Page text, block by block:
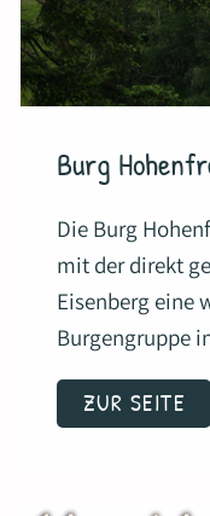
Burg
Die Burg
mit der direkt
Eisenberg eine
Burgengruppe
ZUR SEITE